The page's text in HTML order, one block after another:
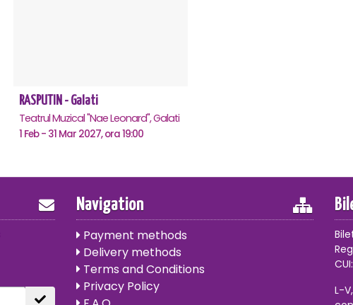
RASPUTIN - Galati
Teatrul Muzical "Nae Leonard", Galati
1 Feb - 31 Mar 2027, ora 19:00
Navigation
Payment methods
Delivery methods
Terms and Conditions
Privacy Policy
L-